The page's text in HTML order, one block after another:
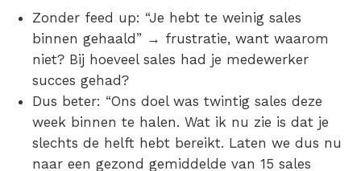
Zonder feed up: “Je hebt te weinig sales
binnen gehaald” → frustratie, want waarom
niet? Bij hoeveel sales had je medewerker
succes gehad?
Dus beter: “Ons doel was twintig sales deze
week binnen te halen. Wat ik nu zie is dat je
slechts de helft hebt bereikt. Laten we dus nu
naar een gezond gemiddelde van 15 sales